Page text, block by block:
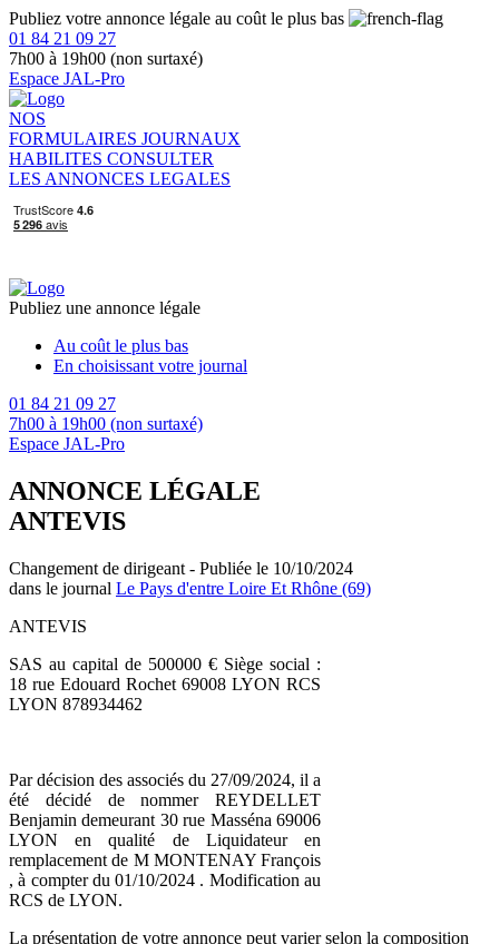
Publiez votre annonce légale au coût le plus bas
01 84 21 09 27
7h00 à 19h00 (non surtaxé)
Espace JAL-Pro
NOS
FORMULAIRES JOURNAUX
HABILITES CONSULTER
LES ANNONCES LEGALES
Publiez une annonce légale
Au coût le plus bas
En choisissant votre journal
01 84 21 09 27
7h00 à 19h00 (non surtaxé)
Espace JAL-Pro
ANNONCE LÉGALE
ANTEVIS
Changement de dirigeant - Publiée le 10/10/2024
dans le journal Le Pays d'entre Loire Et Rhône (69)
ANTEVIS
SAS au capital de 500000 € Siège social :
18 rue Edouard Rochet 69008 LYON RCS
LYON 878934462
Par décision des associés du 27/09/2024, il a
été décidé de nommer REYDELLET
Benjamin demeurant 30 rue Masséna 69006
LYON en qualité de Liquidateur en
remplacement de M MONTENAY François
, à compter du 01/10/2024 . Modification au
RCS de LYON.
La présentation de votre annonce peut varier selon la composition